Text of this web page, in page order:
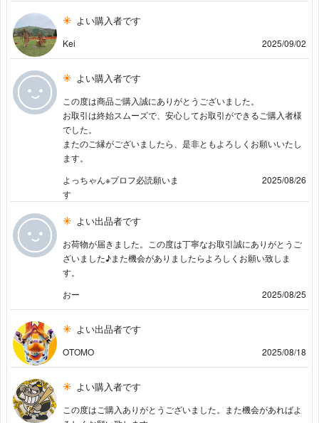
よい購入者です
Kei 2025/09/02
よい購入者です
この度は商品ご購入誠にありがとうございました。
お取引は終始スムーズで、安心してお取引ができるご購入者様
でした。
またのご縁がございましたら、是非ともよろしくお願いいたし
ます。
よっちゃん※プロフ必読願いま
す
2025/08/26
よい出品者です
お荷物が届きました。この度は丁寧なお取引誠にありがとうご
ざいました♪また機会がありましたらよろしくお願い致しま
す。
おー
2025/08/25
よい出品者です
OTOMO 2025/08/18
よい購入者です
この度はご購入ありがとうございました。また機会があればよ